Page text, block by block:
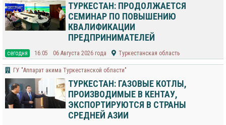
ТУРКЕСТАН: ПРОДОЛЖАЕТСЯ
СЕМИНАР ПО ПОВЫШЕНИЮ
КВАЛИФИКАЦИИ
ПРЕДПРИНИМАТЕЛЕЙ
cегодня 16:05 06 Августа 2026 года Туркестанская область
ГУ "Аппарат акима Туркестанской области"
ТУРКЕСТАН: ГАЗОВЫЕ КОТЛЫ,
ПРОИЗВОДИМЫЕ В КЕНТАУ,
ЭКСПОРТИРУЮТСЯ В СТРАНЫ
СРЕДНЕЙ АЗИИ